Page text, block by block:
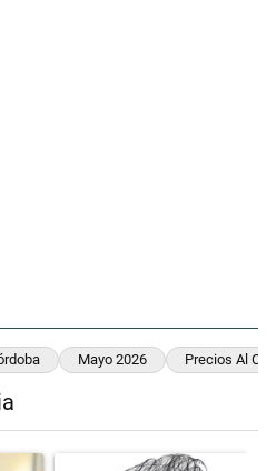
Mayo 2026 Precios Al
el título "San Cayetano 2026:
Un artículo de tendencia con